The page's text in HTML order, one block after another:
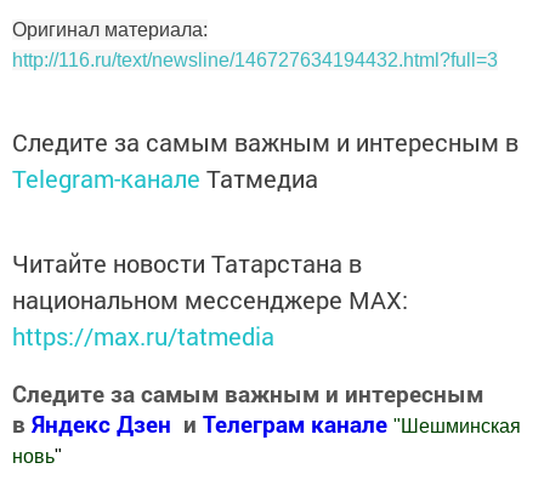
Оригинал материала:
http://116.ru/text/newsline/146727634194432.html?full=3
Следите за самым важным и интересным в
Telegram-канале Татмедиа
Читайте новости Татарстана в
национальном мессенджере MАХ:
https://max.ru/tatmedia
Следите за самым важным и интересным
в Яндекс Дзен и Телеграм канале " Шешминская
новь"